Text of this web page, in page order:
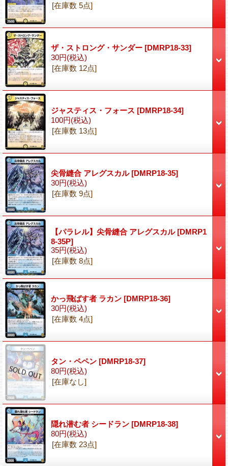
[在庫数 5点]
ザ・ストロング・サンダー [DMRP18-33]
30円(税込)
[在庫数 12点]
ジャスティス・フォース [DMRP18-34]
100円(税込)
[在庫数 13点]
尖骨縫合 アレグスカル[DMRP18-35]
30円(税込)
[在庫数 9点]
【パラレル】尖骨縫合 アレグスカル[DMRP1
8-35P]
35円(税込)
[在庫数 8点]
かっ飛ばす者 ラカン [DMRP18-36]
30円(税込)
[在庫数 4点]
タン・ペペン [DMRP18-37]
80円(税込)
[在庫なし]
隠れ潜む者 シードラン [DMRP18-38]
80円(税込)
[在庫数 23点]